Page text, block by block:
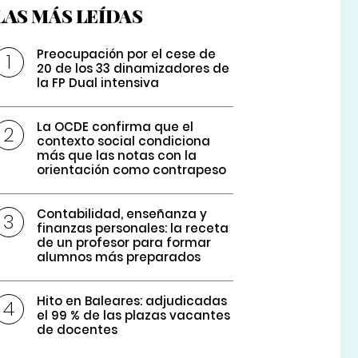
MÁS LEÍDAS
Preocupación por el cese de
20 de los 33 dinamizadores de
la FP Dual intensiva
La OCDE confirma que el
contexto social condiciona
más que las notas con la
orientación como contrapeso
Contabilidad, enseñanza y
finanzas personales: la receta
de un profesor para formar
alumnos más preparados
Hito en Baleares: adjudicadas
el 99 % de las plazas vacantes
de docentes